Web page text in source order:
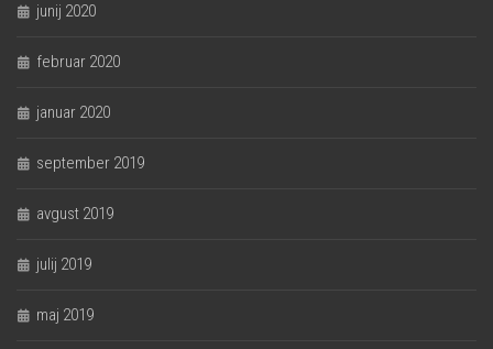
junij 2020
februar 2020
januar 2020
september 2019
avgust 2019
julij 2019
maj 2019